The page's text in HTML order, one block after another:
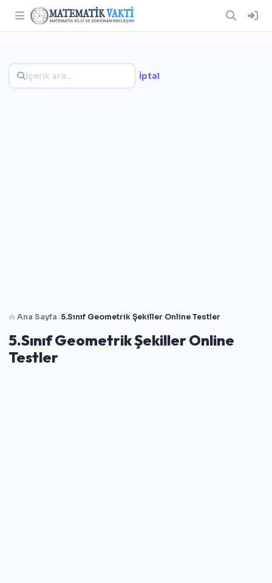
Ana Sayfa 5.Sınıf Geometrik Şekiller Online Testler
5.Sınıf Geometrik Şekiller Online
Testler
İptal